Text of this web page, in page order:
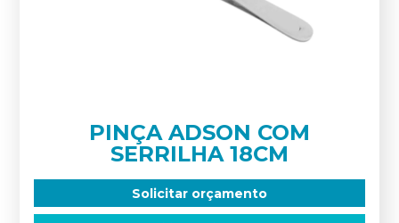
PINÇA ADSON COM
SERRILHA 18CM
Solicitar orçamento